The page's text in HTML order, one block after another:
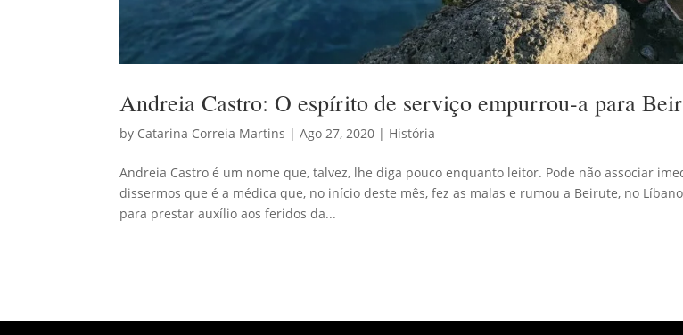
Andreia Castro: O espírito de serviço empurrou-a para
by Catarina Correia Martins |Ago 27, 2020 | História
Andreia Castro é um nome que, talvez, lhe diga pouco enquanto leitor. Pode não associar
dissermos que é a médica que, no início deste mês, fez as malas e rumou a Beirute, no
para prestar auxílio aos feridos da...